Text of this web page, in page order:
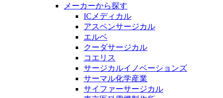
メーカーから探す
ICメディカル
アスペンサージカル
エルベ
クーダサージカル
コエリス
サージカルイノベーションズ
サーマル化学産業
サイファーサージカル